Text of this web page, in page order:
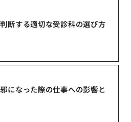
断する適切な受診科の選び方
になった際の仕事への影響と